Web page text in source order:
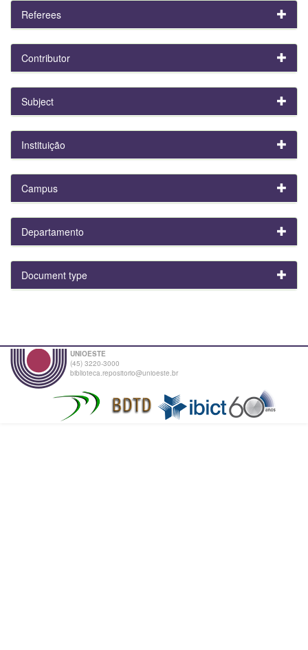
Referees
Contributor
Subject
Instituição
Campus
Departamento
Document type
UNIOESTE
(45) 3220-3000
biblioteca.repositorio@unioeste.br